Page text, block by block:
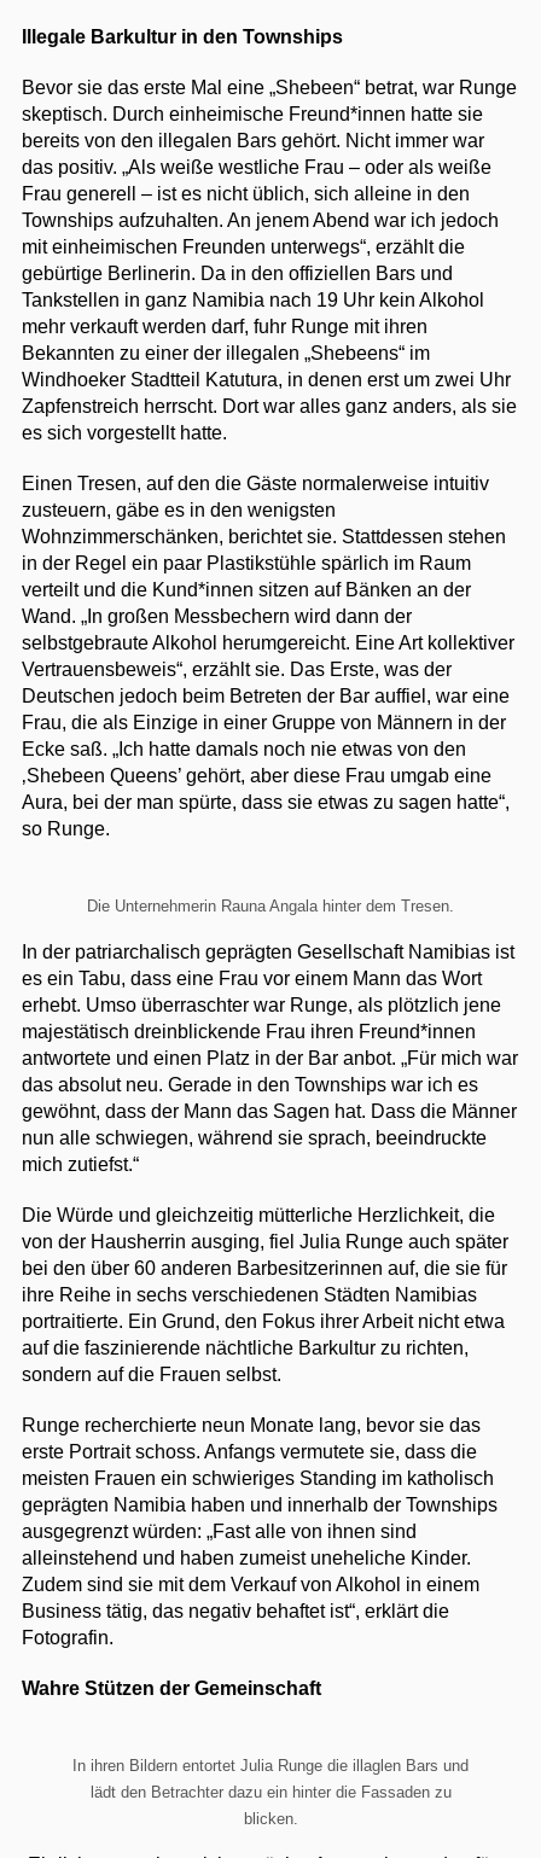
Illegale Barkultur in den Townships
Bevor sie das erste Mal eine „Shebeen“ betrat, war Runge
skeptisch. Durch einheimische Freund*innen hatte sie
bereits von den illegalen Bars gehört. Nicht immer war
das positiv. „Als weiße westliche Frau – oder als weiße
Frau generell – ist es nicht üblich, sich alleine in den
Townships aufzuhalten. An jenem Abend war ich jedoch
mit einheimischen Freunden unterwegs“, erzählt die
gebürtige Berlinerin. Da in den offiziellen Bars und
Tankstellen in ganz Namibia nach 19 Uhr kein Alkohol
mehr verkauft werden darf, fuhr Runge mit ihren
Bekannten zu einer der illegalen „Shebeens“ im
Windhoeker Stadtteil Katutura, in denen erst um zwei Uhr
Zapfenstreich herrscht. Dort war alles ganz anders, als sie
es sich vorgestellt hatte.
Einen Tresen, auf den die Gäste normalerweise intuitiv
zusteuern, gäbe es in den wenigsten
Wohnzimmerschänken, berichtet sie. Stattdessen stehen
in der Regel ein paar Plastikstühle spärlich im Raum
verteilt und die Kund*innen sitzen auf Bänken an der
Wand. „In großen Messbechern wird dann der
selbstgebraute Alkohol herumgereicht. Eine Art kollektiver
Vertrauensbeweis“, erzählt sie. Das Erste, was der
Deutschen jedoch beim Betreten der Bar auffiel, war eine
Frau, die als Einzige in einer Gruppe von Männern in der
Ecke saß. „Ich hatte damals noch nie etwas von den
‚Shebeen Queens’ gehört, aber diese Frau umgab eine
Aura, bei der man spürte, dass sie etwas zu sagen hatte“,
so Runge.
Die Unternehmerin Rauna Angala hinter dem Tresen.
In der patriarchalisch geprägten Gesellschaft Namibias ist
es ein Tabu, dass eine Frau vor einem Mann das Wort
erhebt. Umso überraschter war Runge, als plötzlich jene
majestätisch dreinblickende Frau ihren Freund*innen
antwortete und einen Platz in der Bar anbot. „Für mich war
das absolut neu. Gerade in den Townships war ich es
gewöhnt, dass der Mann das Sagen hat. Dass die Männer
nun alle schwiegen, während sie sprach, beeindruckte
mich zutiefst.“
Die Würde und gleichzeitig mütterliche Herzlichkeit, die
von der Hausherrin ausging, fiel Julia Runge auch später
bei den über 60 anderen Barbesitzerinnen auf, die sie für
ihre Reihe in sechs verschiedenen Städten Namibias
portraitierte. Ein Grund, den Fokus ihrer Arbeit nicht etwa
auf die faszinierende nächtliche Barkultur zu richten,
sondern auf die Frauen selbst.
Runge recherchierte neun Monate lang, bevor sie das
erste Portrait schoss. Anfangs vermutete sie, dass die
meisten Frauen ein schwieriges Standing im katholisch
geprägten Namibia haben und innerhalb der Townships
ausgegrenzt würden: „Fast alle von ihnen sind
alleinstehend und haben zumeist uneheliche Kinder.
Zudem sind sie mit dem Verkauf von Alkohol in einem
Business tätig, das negativ behaftet ist“, erklärt die
Fotografin.
Wahre Stützen der Gemeinschaft
In ihren Bildern entortet Julia Runge die illaglen Bars und
lädt den Betrachter dazu ein hinter die Fassaden zu
blicken.